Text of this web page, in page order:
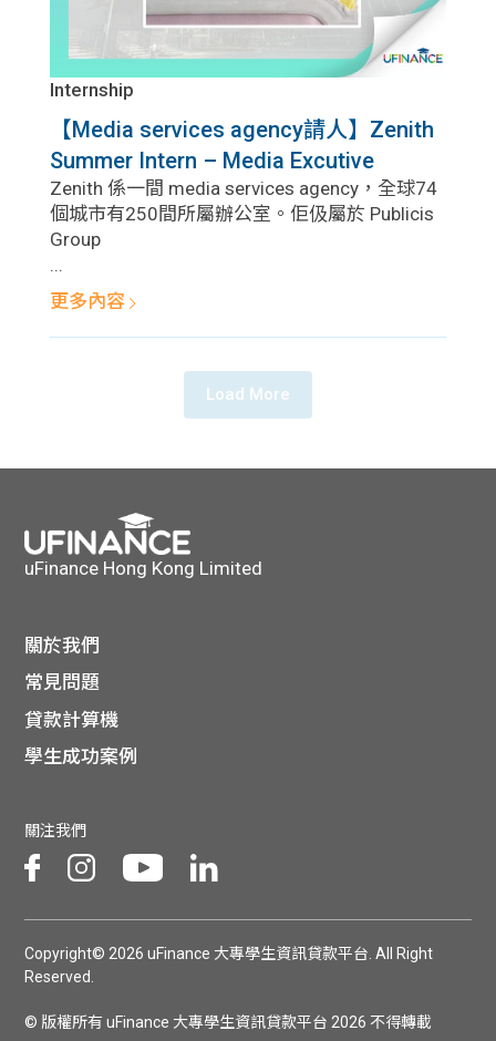
Internship
【Media services agency請人】Zenith
Summer Intern – Media Excutive
Zenith 係一間 media services agency，全球74
個城市有250間所屬辦公室。佢伋屬於 Publicis
Group
...
更多內容
Load More
uFinance Hong Kong Limited
關於我們
常見問題
貸款計算機
學生成功案例
關注我們
Copyright© 2026 uFinance 大專學生資訊貸款平台. All Right
Reserved.
© 版權所有 uFinance 大專學生資訊貸款平台 2026 不得轉載